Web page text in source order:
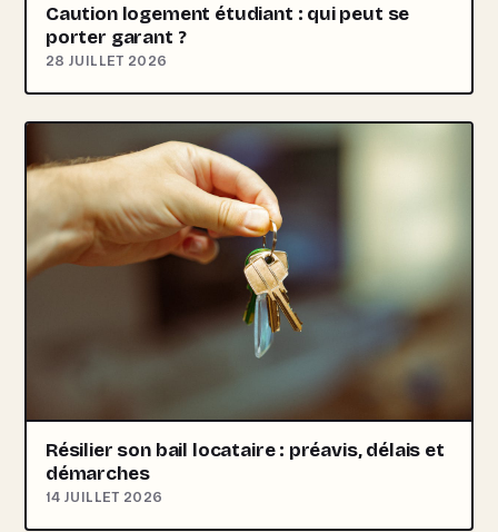
Caution logement étudiant : qui peut se
porter garant ?
28 JUILLET 2026
Résilier son bail locataire : préavis, délais et
démarches
14 JUILLET 2026